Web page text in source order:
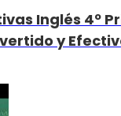
Inglés 4º
y